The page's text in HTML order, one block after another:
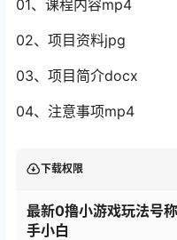
01、课程内容mp4
02、项目资料jpg
03、项目简介docx
04、注意事项mp4
下载权限
最新0撸小游戏玩法号
手小白